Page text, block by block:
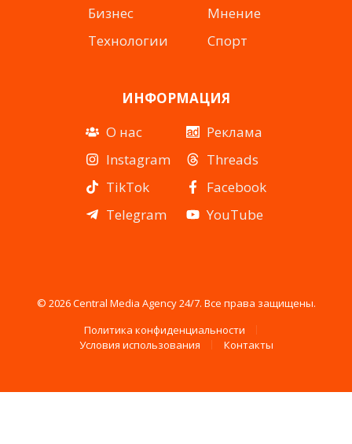
Бизнес
Технологии
Мнение
Спорт
ИНФОРМАЦИЯ
О нас
Instagram
TikTok
Telegram
Реклама
Threads
Facebook
YouTube
© 2026 Central Media Agency 24/7. Все права защищены.
Политика конфиденциальности
Условия использования
Контакты